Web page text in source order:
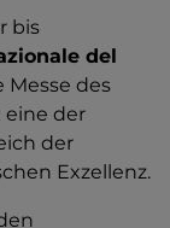
bis
del
Messe des
eine der
der
Exzellenz.